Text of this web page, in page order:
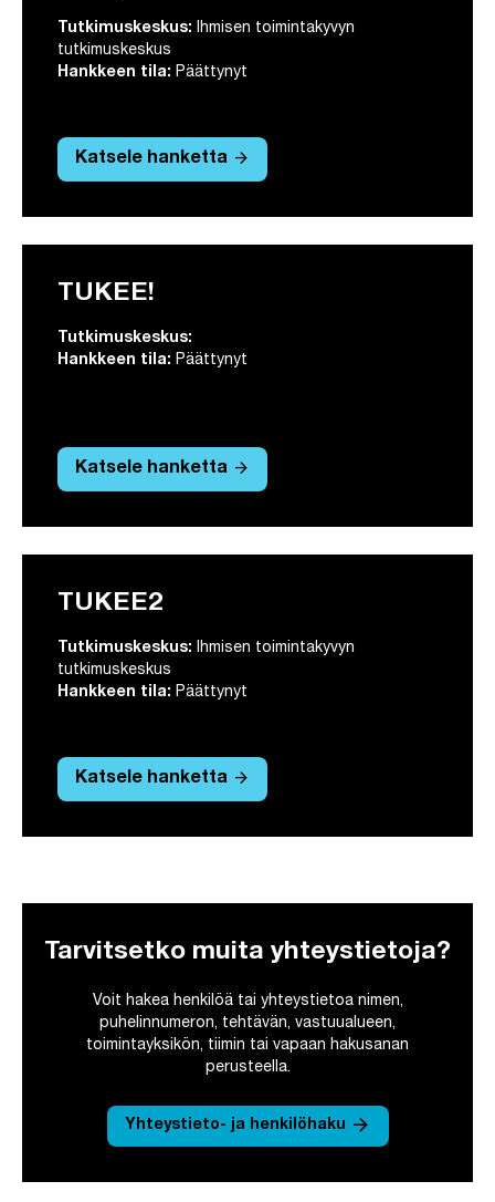
Tutkimuskeskus: Ihmisen toimintakyvyn
tutkimuskeskus
Hankkeen tila: Päättynyt
Katsele hanketta arrow_forward
TUKEE!
Tutkimuskeskus:
Hankkeen tila: Päättynyt
Katsele hanketta arrow_forward
TUKEE2
Tutkimuskeskus: Ihmisen toimintakyvyn
tutkimuskeskus
Hankkeen tila: Päättynyt
Katsele hanketta arrow_forward
Tarvitsetko muita yhteystietoja?
Voit hakea henkilöä tai yhteystietoa nimen,
puhelinnumeron, tehtävän, vastuualueen,
toimintayksikön, tiimin tai vapaan hakusanan
perusteella.
Yhteystieto- ja henkilöhaku arrow_forward